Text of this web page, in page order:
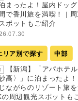
まったよ！屋内ドッ
で香川旅を満喫！ |
ポットもご紹介
リア別で探す 中部
【新潟】「アパホテ
高〉」に泊まったよ
ながらのリゾート旅
の周辺観光スポットも